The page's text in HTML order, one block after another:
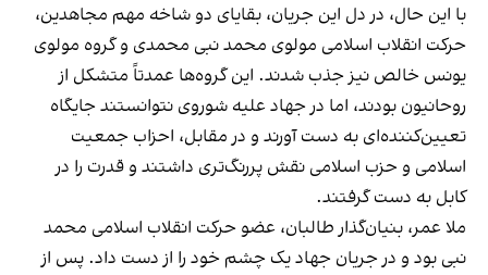
با این حال، در دل این جریان، بقایای دو شاخه مهم مجاهدین،
حرکت انقلاب اسلامی مولوی محمد نبی محمدی و گروه مولوی
یونس خالص نیز جذب شدند. این گروه‌ها عمدتاً متشکل از
روحانیون بودند، اما در جهاد علیه شوروی نتوانستند جایگاه
تعیین‌کننده‌ای به دست آورند و در مقابل، احزاب جمعیت
اسلامی و حزب اسلامی نقش پررنگ‌تری داشتند و قدرت را در
کابل به دست گرفتند.
ملا عمر، بنیان‌گذار طالبان، عضو حرکت انقلاب اسلامی محمد
نبی بود و در جریان جهاد یک چشم خود را از دست داد. پس از